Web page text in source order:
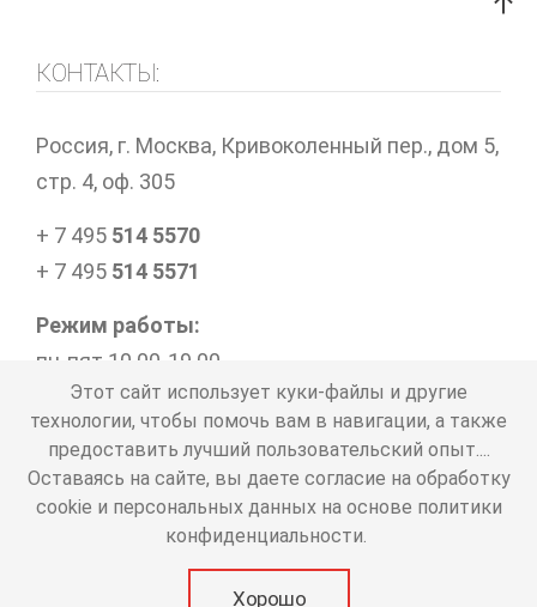
КОНТАКТЫ:
Россия, г. Москва, Кривоколенный пер., дом 5,
стр. 4, оф. 305
+ 7 495 514 5570
+ 7 495 514 5571
Режим работы:
пн-пят 10.00-19.00
Представленная информация носит справочный
характер и не является публичной офертой
Политика в отношении обработки персональных
copyright © 2000-2026 официальный сайт туроператора
Этот сайт использует куки-файлы и другие
технологии, чтобы помочь вам в навигации, а также
предоставить лучший пользовательский опыт....
Оставаясь на сайте, вы даете согласие на обработку
cookie и персональных данных на основе политики
конфиденциальности.
Хорошо